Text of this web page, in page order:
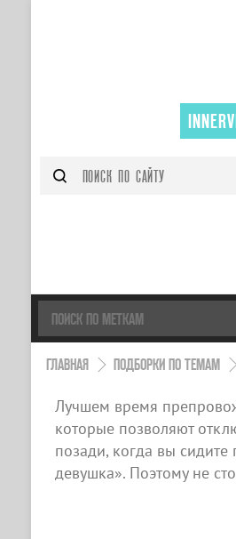
ГЛАВНАЯ ПОДБОРКИ ПО ТЕМАМ
Лучшем время
которые позволяют
позади, когда вы
девушка». Поэтому не